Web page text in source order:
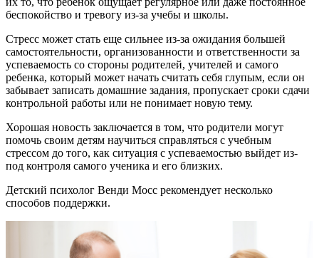
беспокойство и тревогу из-за учебы и школы.
Стресс может стать еще сильнее из-за ожидания большей
самостоятельности, организованности и ответственности за
успеваемость со стороны родителей, учителей и самого
ребенка, который может начать считать себя глупым, если он
забывает записать домашние задания, пропускает сроки сдачи
контрольной работы или не понимает новую тему.
Хорошая новость заключается в том, что родители могут
помочь своим детям научиться справляться с учебным
стрессом до того, как ситуация с успеваемостью выйдет из-
под контроля самого ученика и его близких.
Детский психолог Венди Мосс рекомендует несколько
способов поддержки.